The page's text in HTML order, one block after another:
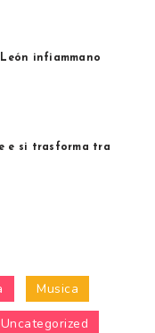
infiammano
e si trasforma tra
Musica
Uncategorized